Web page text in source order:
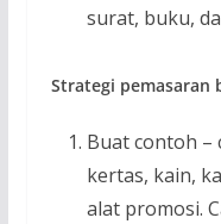
surat, buku,
Strategi pemasaran
Buat contoh –
kertas, kain,
alat promosi.